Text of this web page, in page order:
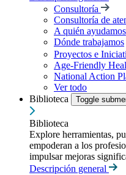
Consultoría
Consultoría de
A quién ayudamos
Dónde trabajamos
Proyectos e
Age-Friendly
National Action
Ver todo
Biblioteca
Toggle
Biblioteca
Explore herramientas,
empoderan a los
impulsar mejoras
Descripción general